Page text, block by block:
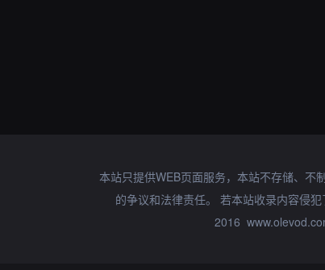
本站只提供WEB页面服务，本站不存储、不
的争议和法律责任。 若本站收录内容侵
2016